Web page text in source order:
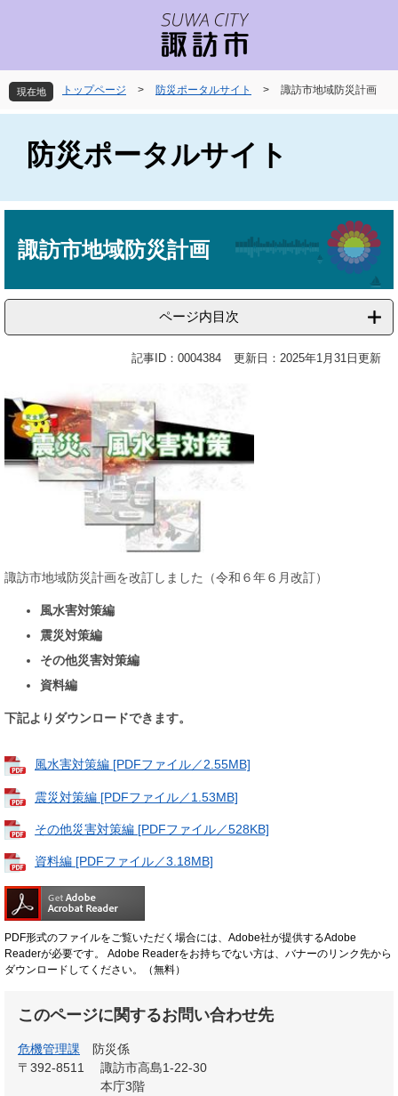
先
頭
を
飛
へ
現在地 トップページ > 防災ポータルサイト > 諏訪市地域防災計画
防災ポータルサイト
諏訪市地域防災計画
ページ内目次
記事ID：0004384 更新日：2025年1月31日更新
諏訪市地域防災計画を改訂しました（令和６年６月改訂）
風水害対策編
震災対策編
その他災害対策編
資料編
下記よりダウンロードできます。
風水害対策編 [PDFファイル／2.55MB]
震災対策編 [PDFファイル／1.53MB]
その他災害対策編 [PDFファイル／528KB]
資料編 [PDFファイル／3.18MB]
PDF形式のファイルをご覧いただく場合には、Adobe社が提供するAdobe
Readerが必要です。
Adobe Readerをお持ちでない方は、バナーのリンク先から
ダウンロードしてください。（無料）
このページに関するお問い合わせ先
危機管理課
防災係
〒392-8511
諏訪市高島1-22-30
本庁3階